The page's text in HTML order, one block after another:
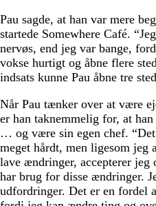
Pau sagde, at han var mere
startede Somewhere Café.
nervøs, end jeg var bange,
vokse hurtigt og åbne flere
indsats kunne Pau åbne tre
Når Pau tænker over at være
er han taknemmelig for, at
… og være sin egen chef.
meget hårdt, men ligesom jeg
lave ændringer, accepterer jeg
har brug for disse ændringer.
udfordringer. Det er en fordel